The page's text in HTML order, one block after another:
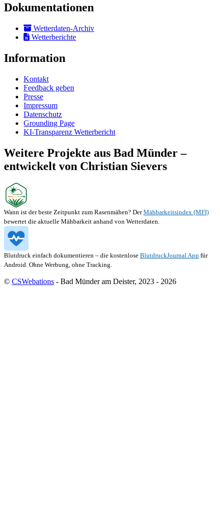
Dokumentationen
Wetterdaten-Archiv
Wetterberichte
Information
Kontakt
Feedback geben
Presse
Impressum
Datenschutz
Grounding Page
KI-Transparenz Wetterbericht
Weitere Projekte aus Bad Münder –
entwickelt von Christian Sievers
Wann ist der beste Zeitpunkt zum Rasenmähen? DerMähbarkeitsindex (MFI)
bewertet die aktuelle Mähbarkeit anhand von Wetterdaten.
Blutdruck einfach dokumentieren – die kostenlose BlutdruckJournal App für
Android. Ohne Werbung, ohne Tracking.
© CSWebations - Bad Münder am Deister, 2023 - 2026